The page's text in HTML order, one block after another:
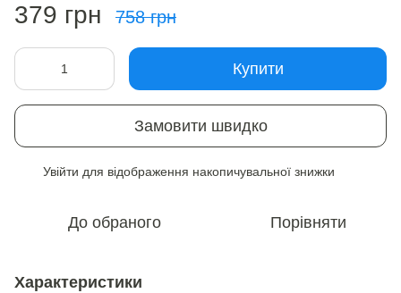
379 грн 758 грн
Купити
Замовити швидко
Увійти для відображення накопичувальної знижки
До обраного Порівняти
Характеристики